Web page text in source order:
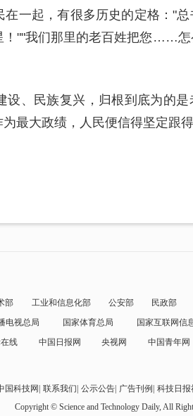
一起，有很多历史的定格："
！""我们那里的老百姓把您……
设、民族复兴，归根到底为的是
最大政绩，人民便信得坚定跟得
部 工业和信息化部 公安部 民政部
电视总局 国家体育总局 国家互联网信
线 中国日报网 央视网 中国青年网
国科技网 联系我们 公示公告 广告刊例 科技日报
Copyright © Science and Technology Daily, All